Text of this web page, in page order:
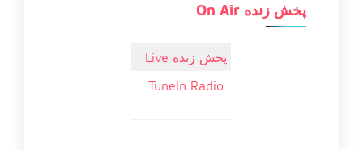
پخش زنده On Air
پخش زنده Live
TuneIn Radio